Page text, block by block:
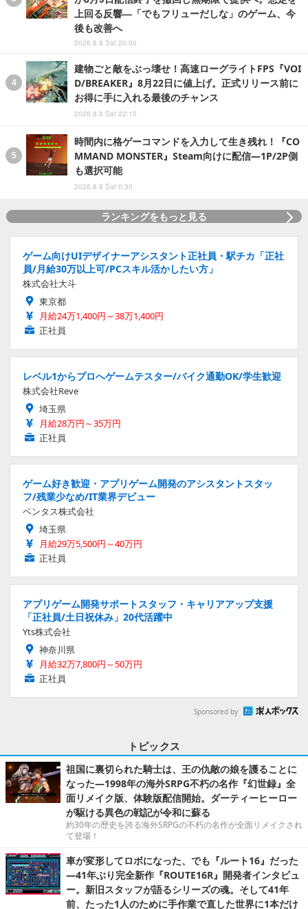
上回る反響―「でもフリューだしな」のゲーム、今
後も改善へ
2026.8.8 Sat 20:00
建物ごと敵をぶっ壊せ！高速ローグライトFPS『VOI
D/BREAKER』8月22日に値上げ。正式リリース前に
お得に手に入れる最後のチャンス
2026.8.8 Sat 22:15
時間内に格ゲーコマンドを入力して生き残れ！『CO
MMAND MONSTER』Steam向けに配信―1P/2P側
も選択可能
2026.8.8 Sat 0:30
ランキングをもっと見る
ゲーム向けUIデザイナーアシスタント正社員・駅チカ「正社
員/月給30万以上可/PCスキル活かしたい方」
株式会社大斗
東京都
月給24万1,400円～38万1,400円
正社員
レベル1からプロへゲームテスター/バイク通勤OK/学生歓迎
株式会社Reve
埼玉県
月給28万円～35万円
正社員
ゲーム好き歓迎・アプリゲーム開発のアシスタントスタッ
フ/残業少なめ/IT業界デビュー
ベンタス株式会社
埼玉県
月給29万5,500円～40万円
正社員
アプリゲーム開発サポートスタッフ・キャリアアップ支援
「正社員/土日祝休み」20代活躍中
Yts株式会社
神奈川県
月給32万7,800円～50万円
正社員
Sponsored by
トピックス
祖国に裏切られた騎士は、王の仇敵の娘を護ることに
なった―1998年の海外SRPG不朽の名作『幻世録』全
面リメイク版、体験版配信開始。ダーティーヒーロー
が駆ける異色の戦記が令和に蘇る
約30年の歴史を誇る海外SRPGの不朽の名作が全面リメイクされ
て登場！
車が変形してロボになった、でも『ルート16』だった
―41年ぶり完全新作『ROUTE16R』開発者インタビュ
ー。新旧スタッフが語るシリーズの魂。そして41年
前、たった1人のために手作業で直した世界に1本だけ